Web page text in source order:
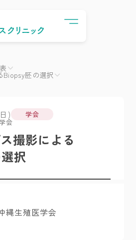
Biopsy胚の選択
)
学会
会
撮影による
択
縄生殖医学会